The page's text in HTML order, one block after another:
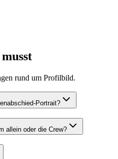
rund um Profilbild.
Portrait?
allein oder die Crew?